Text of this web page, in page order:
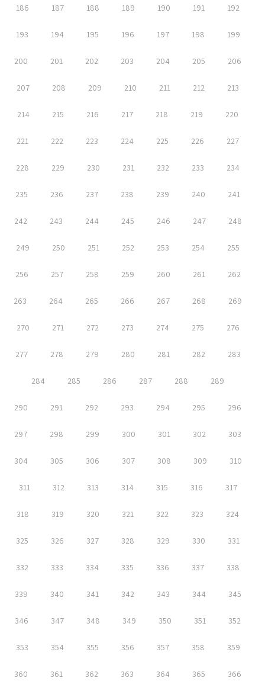
186 187 188 189 190 191 192
193 194 195 196 197 198 199
200 201 202 203 204 205 206
207 208 209 210 211 212 213
214 215 216 217 218 219 220
221 222 223 224 225 226 227
228 229 230 231 232 233 234
235 236 237 238 239 240 241
242 243 244 245 246 247 248
249 250 251 252 253 254 255
256 257 258 259 260 261 262
263 264 265 266 267 268 269
270 271 272 273 274 275 276
277 278 279 280 281 282 283
284 285 286 287 288 289
290 291 292 293 294 295 296
297 298 299 300 301 302 303
304 305 306 307 308 309 310
311 312 313 314 315 316 317
318 319 320 321 322 323 324
325 326 327 328 329 330 331
332 333 334 335 336 337 338
339 340 341 342 343 344 345
346 347 348 349 350 351 352
353 354 355 356 357 358 359
360 361 362 363 364 365 366